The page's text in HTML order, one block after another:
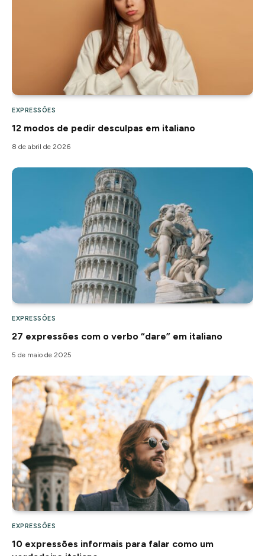
EXPRESSÕES
12 modos de pedir desculpas em italiano
8 de abril de 2026
EXPRESSÕES
27 expressões com o verbo “dare” em italiano
5 de maio de 2025
EXPRESSÕES
10 expressões informais para falar como um